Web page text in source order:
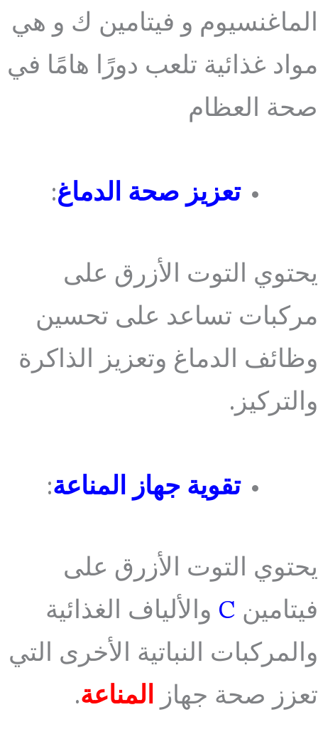
الماغنسيوم و فيتامين ك و هي
مواد غذائية تلعب دورًا هامًا في
صحة العظام
تعزيز صحة الدماغ:
يحتوي التوت الأزرق على
مركبات تساعد على تحسين
وظائف الدماغ وتعزيز الذاكرة
والتركيز.
تقوية جهاز المناعة:
يحتوي التوت الأزرق على
فيتامين
والألياف الغذائية
والمركبات النباتية الأخرى التي
تعزز صحة جهاز المناعة.